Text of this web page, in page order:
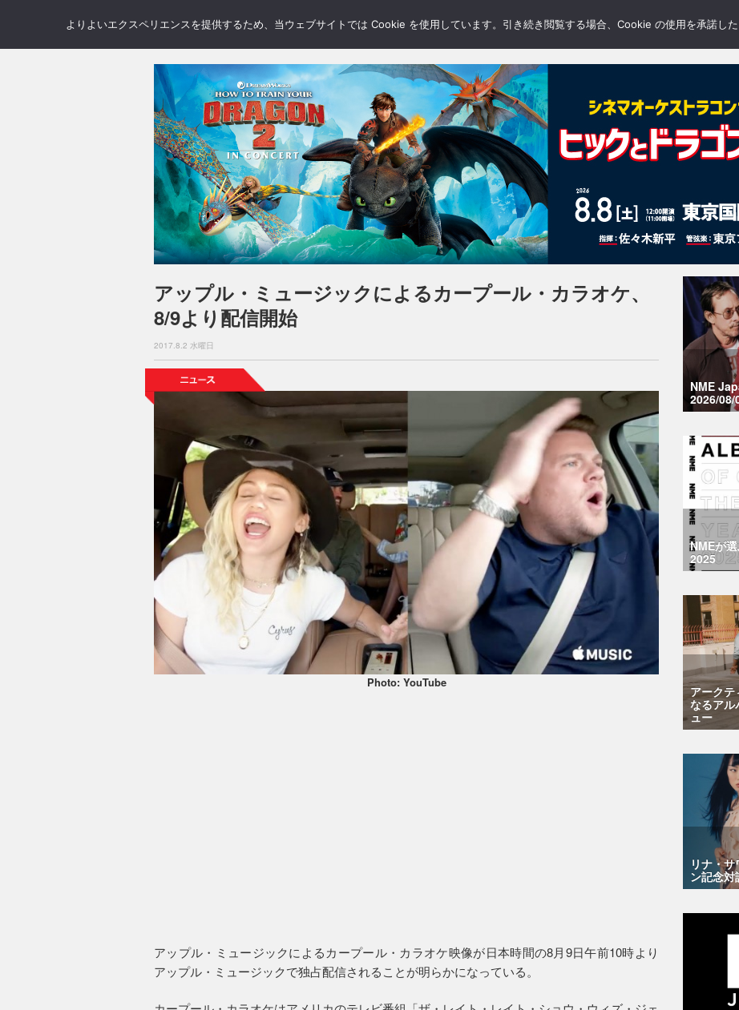
NEWS REVIEWS GALLERY BLOGS FEATURE
アップル・ミュージックによるカープール・カラオケ、
8/9より配信開始
2017.8.2 水曜日
Photo: YouTube
アップル・ミュージックによるカープール・カラオケ映像が日本時間の8月9日午前10時より
アップル・ミュージックで独占配信されることが明らかになっている。
NME
2026/08/
NMEが
2025
アークテ
なるアル
ュー
リナ・
ン記念
よりよいエクスペリエンスを提供するため、当ウェブサイトでは Cookie を使用しています。引き続き閲覧する場合、Cookie の使用を承諾した